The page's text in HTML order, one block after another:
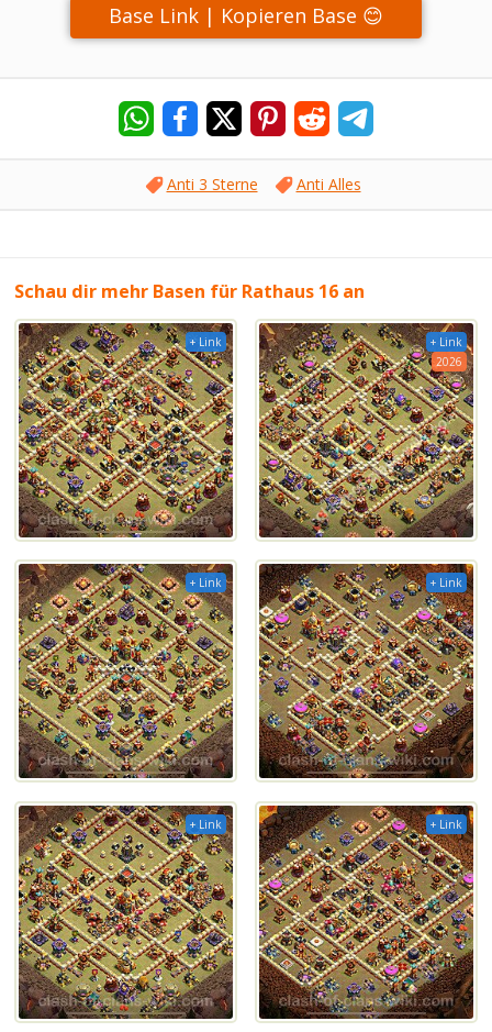
Base Link | Kopieren Base 😊
Anti 3 Sterne Anti Alles
Schau dir mehr Basen für Rathaus 16 an
+ Link
+ Link
2026
+ Link + Link
+ Link + Link